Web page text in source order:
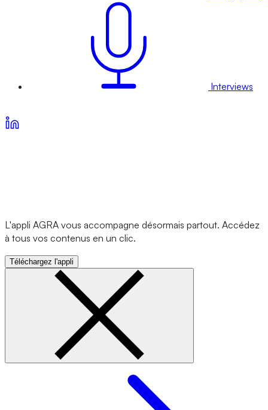
Interviews
L'appli AGRA vous accompagne désormais partout. Accédez
à tous vos contenus en un clic.
Téléchargez l'appli